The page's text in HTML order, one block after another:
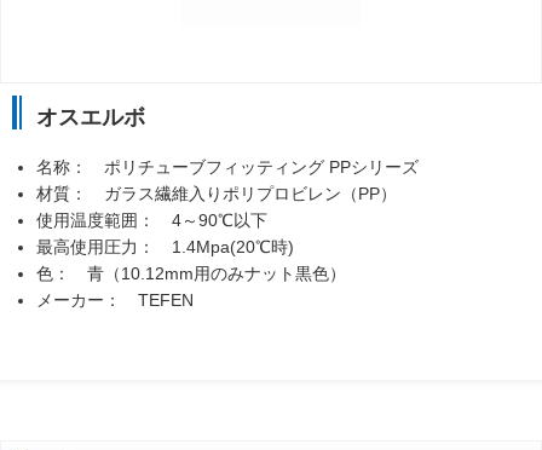
オスエルボ
名称： ポリチューブフィッティング PPシリーズ
材質： ガラス繊維入りポリプロビレン（PP）
使用温度範囲： 4～90℃以下
最高使用圧力： 1.4Mpa(20℃時)
色： 青（10.12mm用のみナット黒色）
メーカー： TEFEN